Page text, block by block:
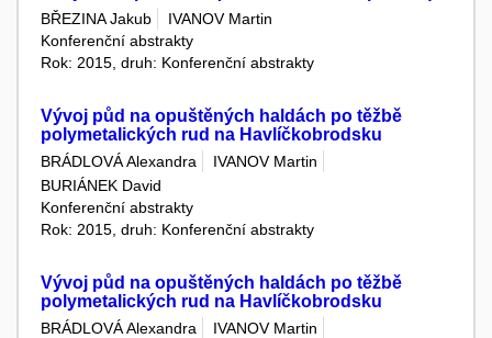
BŘEZINA Jakub
IVANOV Martin
Konferenční abstrakty
Rok: 2015, druh: Konferenční abstrakty
Vývoj půd na opuštěných haldách po těžbě
polymetalických rud na Havlíčkobrodsku
BRÁDLOVÁ Alexandra
IVANOV Martin
BURIÁNEK David
Konferenční abstrakty
Rok: 2015, druh: Konferenční abstrakty
Vývoj půd na opuštěných haldách po těžbě
polymetalických rud na Havlíčkobrodsku
BRÁDLOVÁ Alexandra
IVANOV Martin